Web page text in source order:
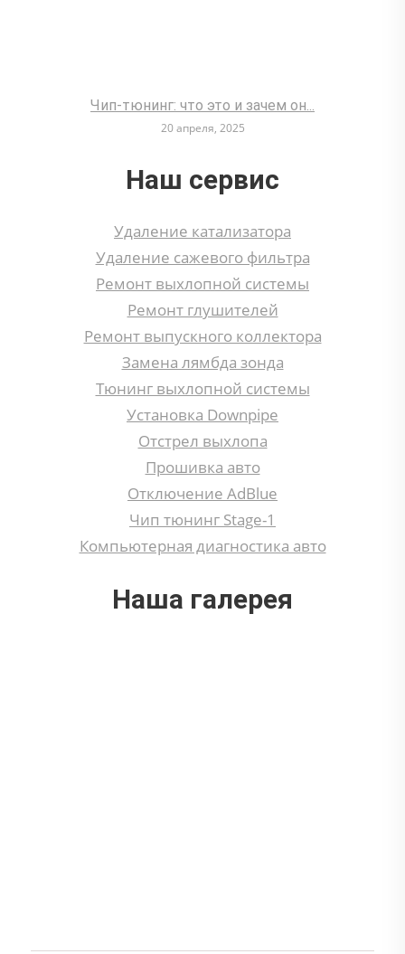
Чип-тюнинг: что это и зачем он...
20 апреля, 2025
Наш сервис
Удаление катализатора
Удаление сажевого фильтра
Ремонт выхлопной системы
Ремонт глушителей
Ремонт выпускного коллектора
Замена лямбда зонда
Тюнинг выхлопной системы
Установка Downpipe
Отстрел выхлопа
Прошивка авто
Отключение AdBlue
Чип тюнинг Stage-1
Компьютерная диагностика авто
Наша галерея